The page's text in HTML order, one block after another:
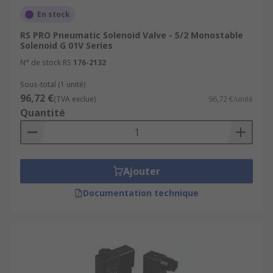
En stock
RS PRO Pneumatic Solenoid Valve - 5/2 Monostable
Solenoid G 01V Series
N° de stock RS 176-2132
Sous-total (1 unité)
96,72 €(TVA exclue) 96,72 €/unité
Quantité
Ajouter
Documentation technique